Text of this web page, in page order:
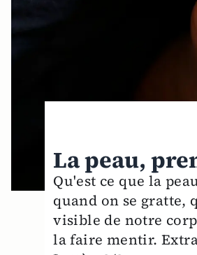
La peau,
Qu'est ce que la
quand on se gratte,
visible de notre
la faire mentir.